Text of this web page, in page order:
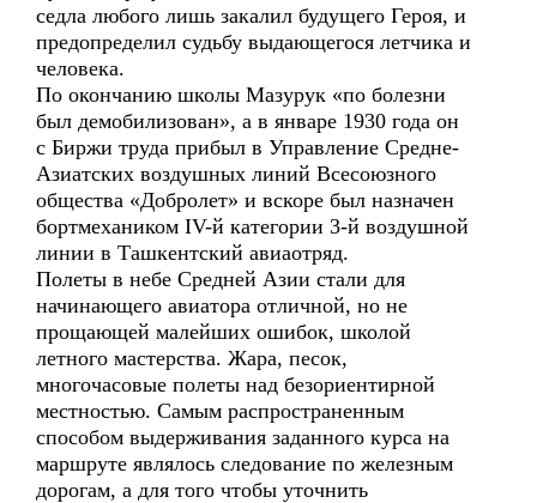
седла любого лишь закалил будущего Героя, и
предопределил судьбу выдающегося летчика и
человека.
По окончанию школы Мазурук «по болезни
был демобилизован», а в январе 1930 года он
с Биржи труда прибыл в Управление Средне-
Азиатских воздушных линий Всесоюзного
общества «Добролет» и вскоре был назначен
бортмехаником IV-й категории 3-й воздушной
линии в Ташкентский авиаотряд.
Полеты в небе Средней Азии стали для
начинающего авиатора отличной, но не
прощающей малейших ошибок, школой
летного мастерства. Жара, песок,
многочасовые полеты над безориентирной
местностью. Самым распространенным
способом выдерживания заданного курса на
маршруте являлось следование по железным
дорогам, а для того чтобы уточнить